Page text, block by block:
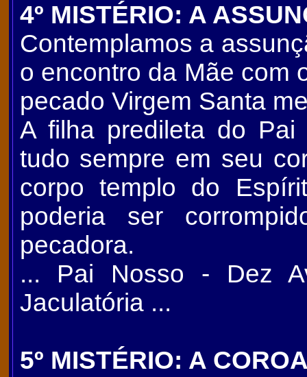
4º MISTÉRIO: A
Contemplamos a
o encontro da Mãe com
pecado Virgem Santa
A filha predileta do
tudo sempre em seu
corpo templo do
poderia ser
pecadora.
... Pai Nosso - Dez
Jaculatória ...
5º MISTÉRIO: A